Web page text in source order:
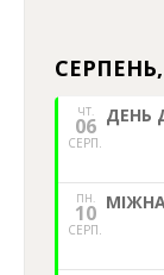
СЕРПЕНЬ,
ЧТ.
06
СЕРП.
ДЕНЬ
ПН.
10
СЕРП.